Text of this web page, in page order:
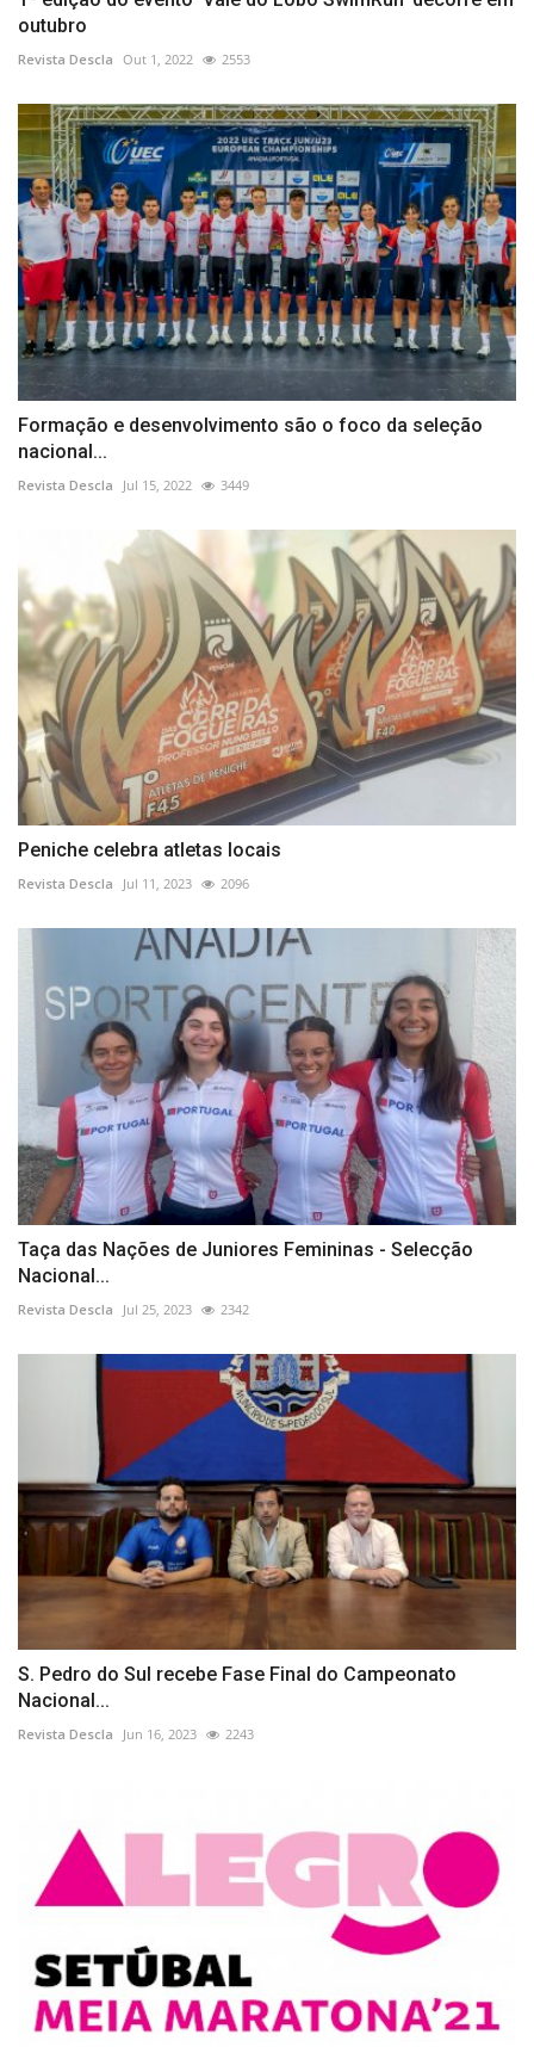
outubro
Revista Descla Out 1, 2022 2553
Formação e desenvolvimento são o foco da seleção
nacional...
Revista Descla Jul 15, 2022 3449
Peniche celebra atletas locais
Revista Descla Jul 11, 2023 2096
Taça das Nações de Juniores Femininas - Selecção
Nacional...
Revista Descla Jul 25, 2023 2342
S. Pedro do Sul recebe Fase Final do Campeonato
Nacional...
Revista Descla Jun 16, 2023 2243